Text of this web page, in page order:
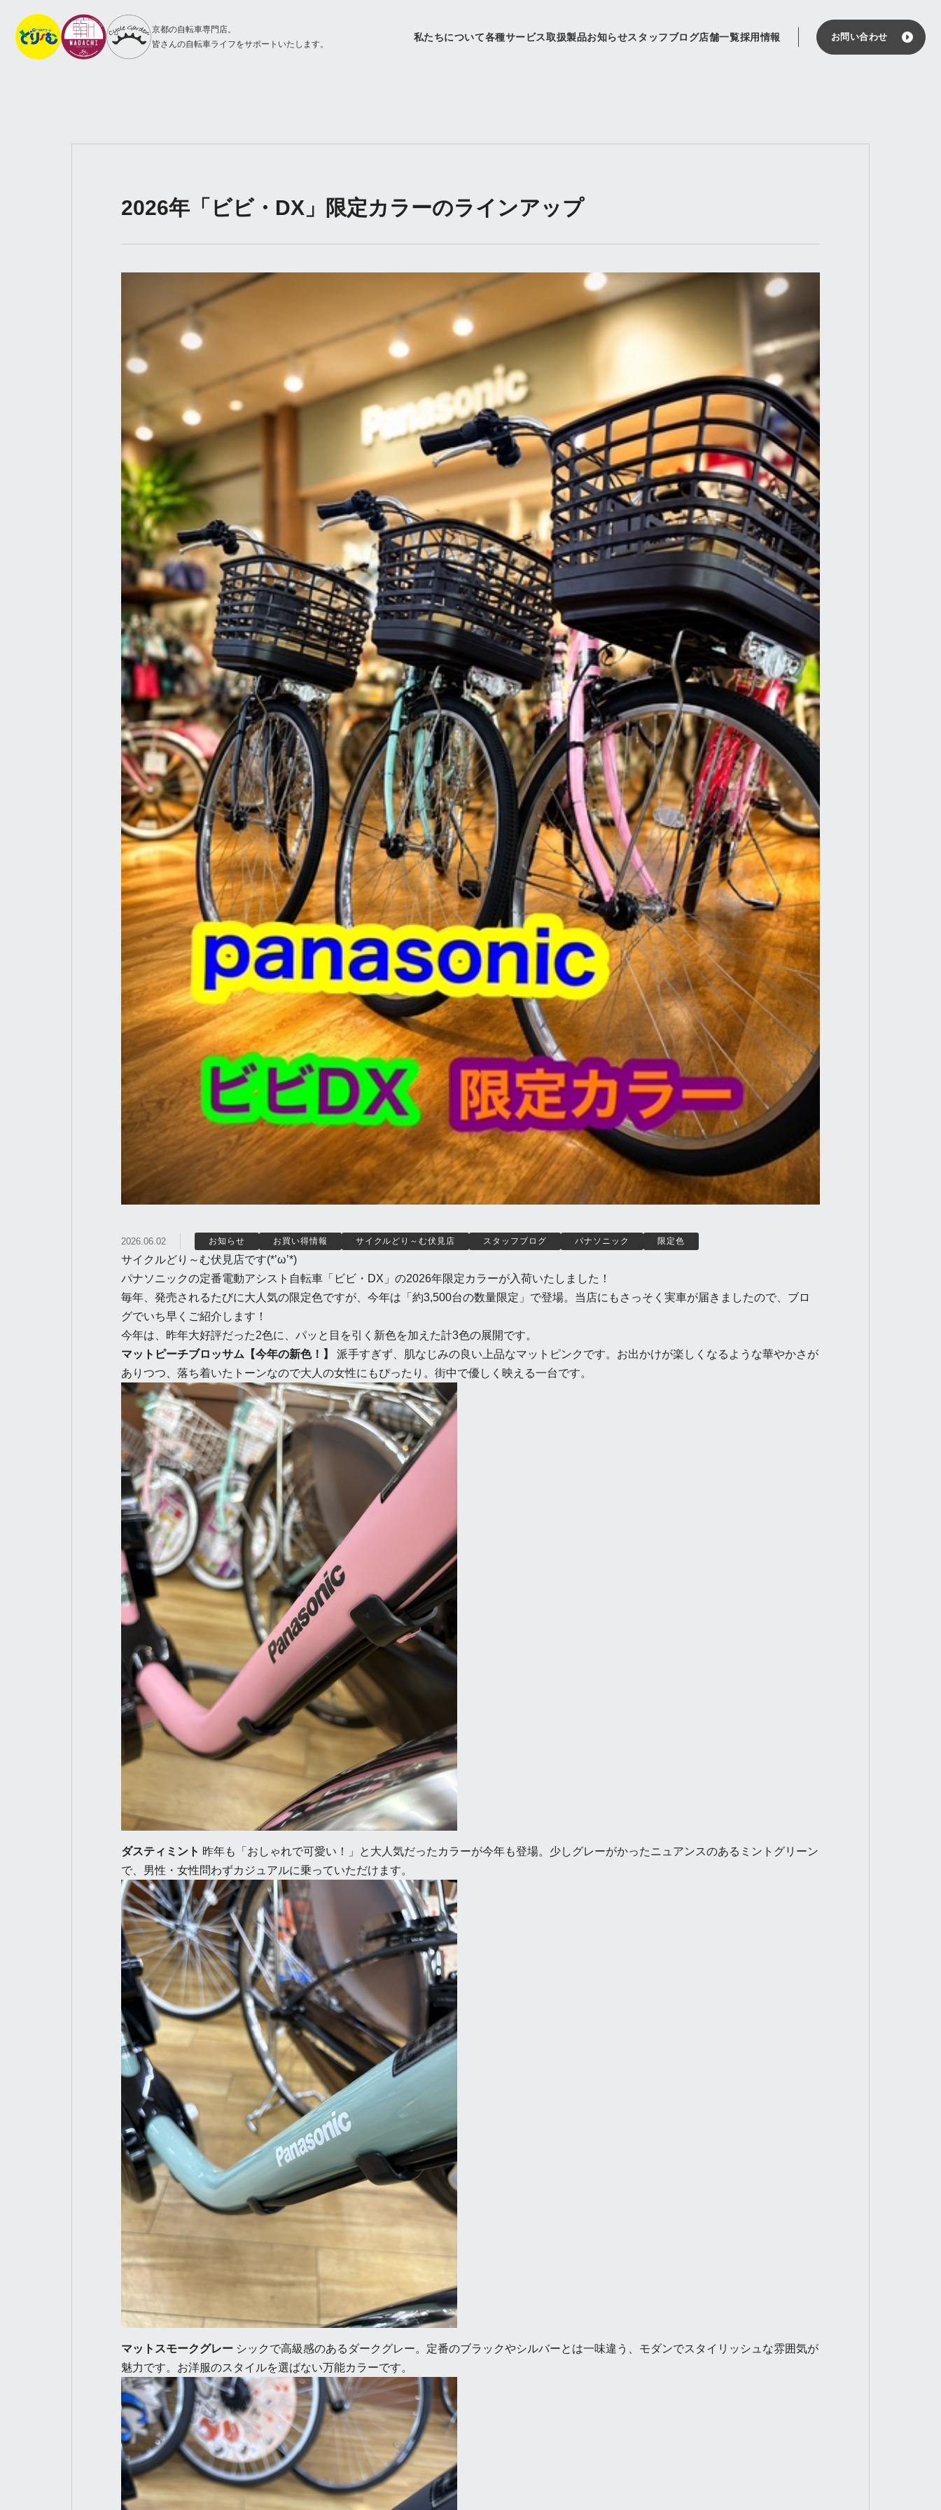
京都の自転車専門店。
皆さんの自転車ライフをサポートいたします。
私たちについて各種サービス取扱製品お知らせスタッフブログ店舗一覧採用情報 お問い合わせ
2026年「ビビ・DX」限定カラーのラインアップ
2026.06.02 お知らせ お買い得情報 サイクルどり～む伏見店 スタッフブログ パナソニック 限定色
サイクルどり～む伏見店です(*’ω’*)
パナソニックの定番電動アシスト自転車「ビビ・DX」の2026年限定カラーが入荷いたしました！
毎年、発売されるたびに大人気の限定色ですが、今年は「約3,500台の数量限定」で登場。当店にもさっそく実車が届きましたので、ブロ
グでいち早くご紹介します！
今年は、昨年大好評だった2色に、パッと目を引く新色を加えた計3色の展開です。
マットピーチブロッサム【今年の新色！】
派手すぎず、肌なじみの良い上品なマットピンクです。お出かけが楽しくなるような華やかさが
ありつつ、落ち着いたトーンなので大人の女性にもぴったり。街中で優しく映える一台です。
ダスティミント 昨年も「おしゃれで可愛い！」と大人気だったカラーが今年も登場。少しグレーがかったニュアンスのあるミントグリーン
で、男性・女性問わずカジュアルに乗っていただけます。
マットスモークグレー シックで高級感のあるダークグレー。定番のブラックやシルバーとは一味違う、モダンでスタイリッシュな雰囲気が
魅力です。お洋服のスタイルを選ばない万能カラーです。